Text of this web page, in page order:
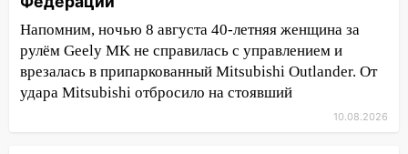
культуры и школы
09:20 Момент падения дерева на
машину в Ульяновске попал на видео
09:16 Утро ульяновских водителей
началось с «глухой» пробки на старом
Напомним, ночью 8 августа 40-летняя женщина за
рулём Geely MK не справилась с управлением и
врезалась в припаркованный Mitsubishi Outlander. От
удара Mitsubishi отбросило на стоявший
10.08.2026